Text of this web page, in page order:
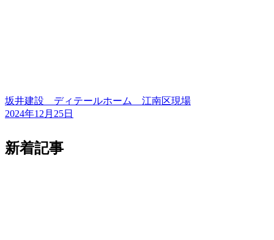
坂井建設 ディテールホーム 江南区現場
2024年12月25日
新着記事